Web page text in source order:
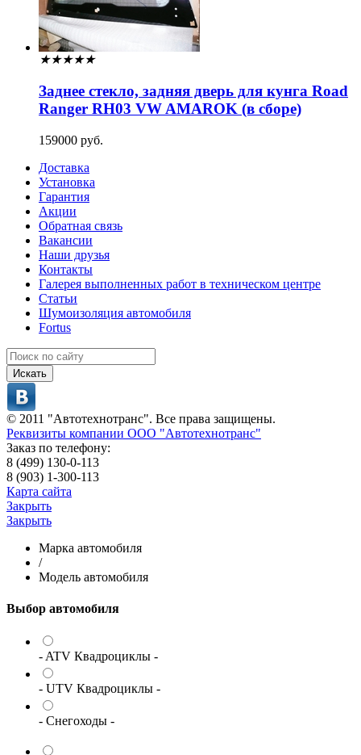
★★★★★
Заднее стекло, задняя дверь для кунга Road
Ranger RH03 VW AMAROK (в сборе)
159000 руб.
Доставка
Установка
Гарантия
Акции
Обратная связь
Вакансии
Наши друзья
Контакты
Галерея выполненных работ в техническом центре
Статьи
Шумоизоляция автомобиля
Fortus
Искать
© 2011 "Автотехнотранс". Все права защищены.
Реквизиты компании ООО "Автотехнотранс"
Заказ по телефону:
8 (499) 130-0-113
8 (903) 1-300-113
Карта сайта
Закрыть
Закрыть
Марка автомобиля
/
Модель автомобиля
Выбор автомобиля
- ATV Квадроциклы -
- UTV Квадроциклы -
- Снегоходы -